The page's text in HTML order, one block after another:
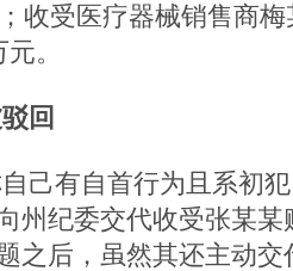
收受医疗器械销售商
。
回
己有自首行为且系初
州纪委交代收受张某
之后，虽然其还主动